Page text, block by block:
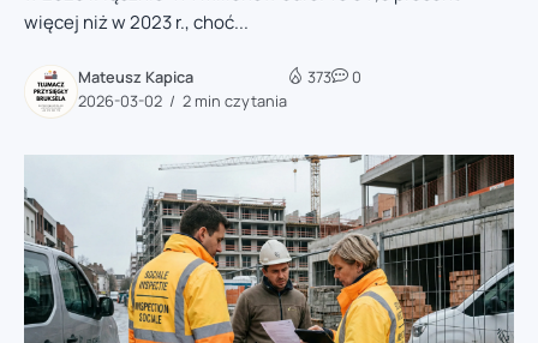
więcej niż w 2023 r., choć...
Mateusz Kapica
2026-03-02
2 min czytania
373 0